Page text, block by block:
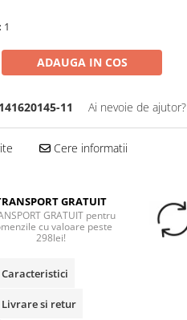
1
ADAUGA IN COS
11 Ai nevoie de ajutor?
Cere informatii
GRATUIT
GRATUIT pentru
cu valoare peste
298lei!
Caracteristici
Livrare si retur